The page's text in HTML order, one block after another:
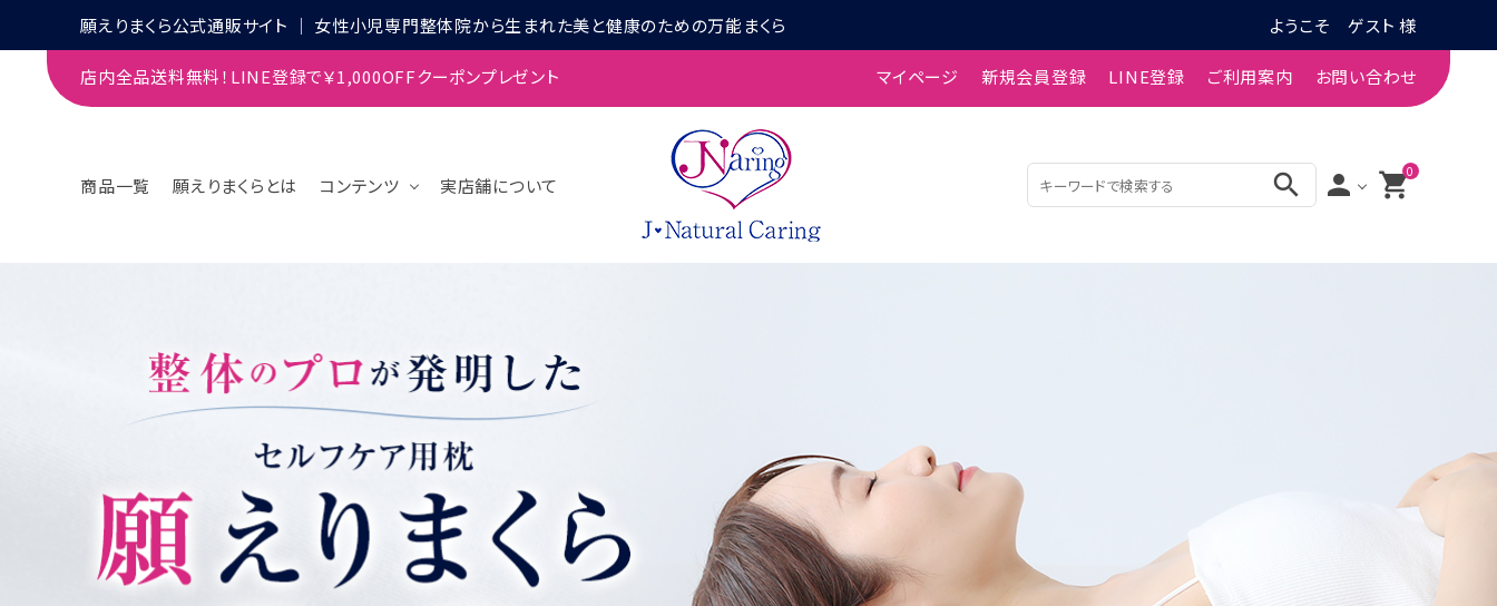
願えりまくら公式通販サイト │ 女性小児専門整体院から生まれた美と健康のための万能まくら ようこそ ゲスト 様
店内全品送料無料！LINE登録で￥1,000OFFクーポンプレゼント マイページ 新規会員登録 LINE登録 ご利用案内 お問い合わせ
商品一覧 願えりまくらとは コンテンツ 実店舗について search person 0
shopping_cart
GUIDELINES
ACCOUNT MENU
ようこそ ゲスト 様